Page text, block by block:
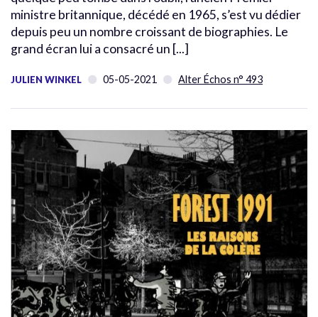
ministre britannique, décédé en 1965, s’est vu dédier
depuis peu un nombre croissant de biographies. Le
grand écran lui a consacré un [...]
JULIEN WINKEL 05-05-2021 Alter Échos n° 493